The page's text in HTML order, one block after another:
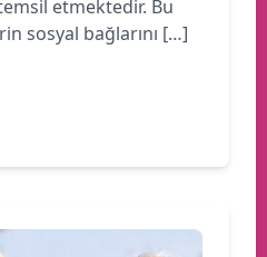
etmektedir. Bu
sosyal bağlarını […]